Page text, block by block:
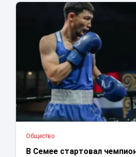
Общество
В Семее стартовал